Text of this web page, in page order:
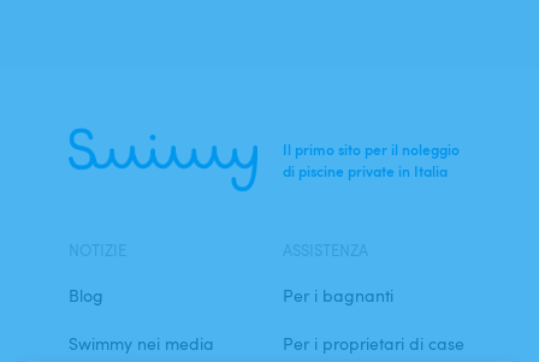
Il primo sito per il noleggio
di piscine private in Italia
Blog
Swimmy nei media
Per i bagnanti
Per i proprietari di case